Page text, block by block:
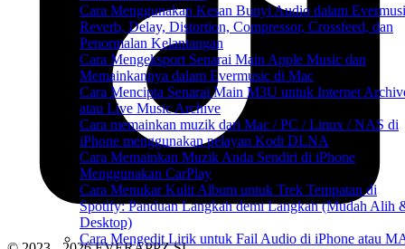
Cara Menggunakan Kesan Bunyi Audio dalam
Reverb, Delay, Distortion, Compressor, Crossfeed, dan
Penormalan Kelantangan
Cara Mengeksport Senarai Main Apple Music dan
Memainkannya dalam Evermusic di Mac
Cara Mencipta Senarai Main M3U untuk Internet
atau Live Music Archive
Cara memainkan muzik dari Mac / PC / Linux / NAS di
iPhone menggunakan pelayan Kodi DLNA
Cara Memainkan Muzik Anda Sendiri di iPhone
Menggunakan CarPlay
Cara Menukar Kulit Album untuk Trek Tempatan di
Spotify: Panduan Langkah demi Langkah (Mudah Alih
Desktop)
Cara Mengedit Lirik untuk Fail Audio di iPhone atau